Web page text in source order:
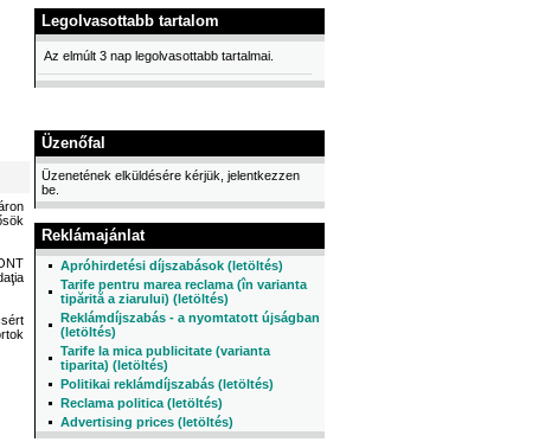
Legolvasottabb tartalom
Az elmúlt 3 nap legolvasottabb tartalmai.
Üzenőfal
Üzenetének elküldésére kérjük, jelentkezzen
be.
Reklámajánlat
Apróhirdetési díjszabások (letöltés)
Tarife pentru marea reclama (în varianta
tipărită a ziarului) (letöltés)
Reklámdíjszabás - a nyomtatott újságban
(letöltés)
Tarife la mica publicitate (varianta
tiparita) (letöltés)
Politikai reklámdíjszabás (letöltés)
Reclama politica (letöltés)
Advertising prices (letöltés)